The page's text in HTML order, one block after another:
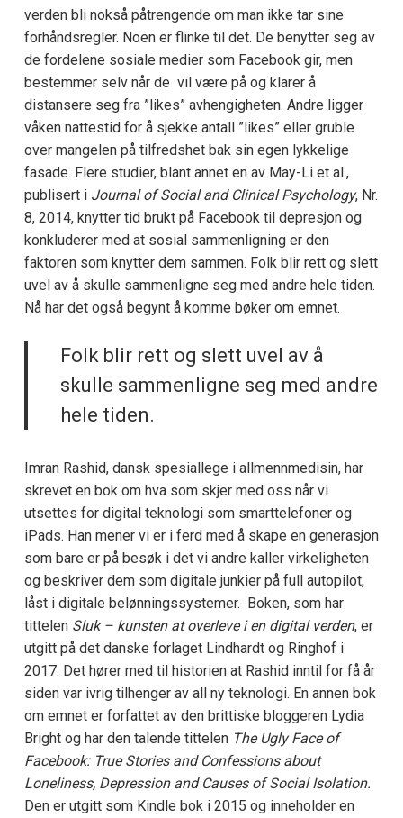
verden bli nokså påtrengende om man ikke tar sine
forhåndsregler. Noen er flinke til det. De benytter seg av
de fordelene sosiale medier som Facebook gir, men
bestemmer selv når de vil være på og klarer å
distansere seg fra ”likes” avhengigheten. Andre ligger
våken nattestid for å sjekke antall ”likes” eller gruble
over mangelen på tilfredshet bak sin egen lykkelige
fasade. Flere studier, blant annet en av May-Li et al.,
publisert i Journal of Social and Clinical Psychology, Nr.
8, 2014, knytter tid brukt på Facebook til depresjon og
konkluderer med at sosial sammenligning er den
faktoren som knytter dem sammen. Folk blir rett og slett
uvel av å skulle sammenligne seg med andre hele tiden.
Nå har det også begynt å komme bøker om emnet.
Folk blir rett og slett uvel av å
skulle sammenligne seg med andre
hele tiden.
Imran Rashid, dansk spesiallege i allmennmedisin, har
skrevet en bok om hva som skjer med oss når vi
utsettes for digital teknologi som smarttelefoner og
iPads. Han mener vi er i ferd med å skape en generasjon
som bare er på besøk i det vi andre kaller virkeligheten
og beskriver dem som digitale junkier på full autopilot,
låst i digitale belønningssystemer. Boken, som har
tittelen Sluk – kunsten at overleve i en digital verden, er
utgitt på det danske forlaget Lindhardt og Ringhof i
2017. Det hører med til historien at Rashid inntil for få år
siden var ivrig tilhenger av all ny teknologi. En annen bok
om emnet er forfattet av den brittiske bloggeren Lydia
Bright og har den talende tittelen The Ugly Face of
Facebook: True Stories and Confessions about
Loneliness, Depression and Causes of Social Isolation.
Den er utgitt som Kindle bok i 2015 og inneholder en